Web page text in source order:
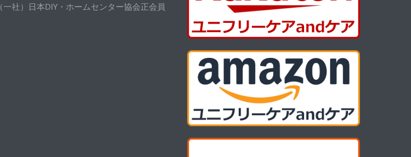
（一社）日本DIY・ホームセンター協会正会員